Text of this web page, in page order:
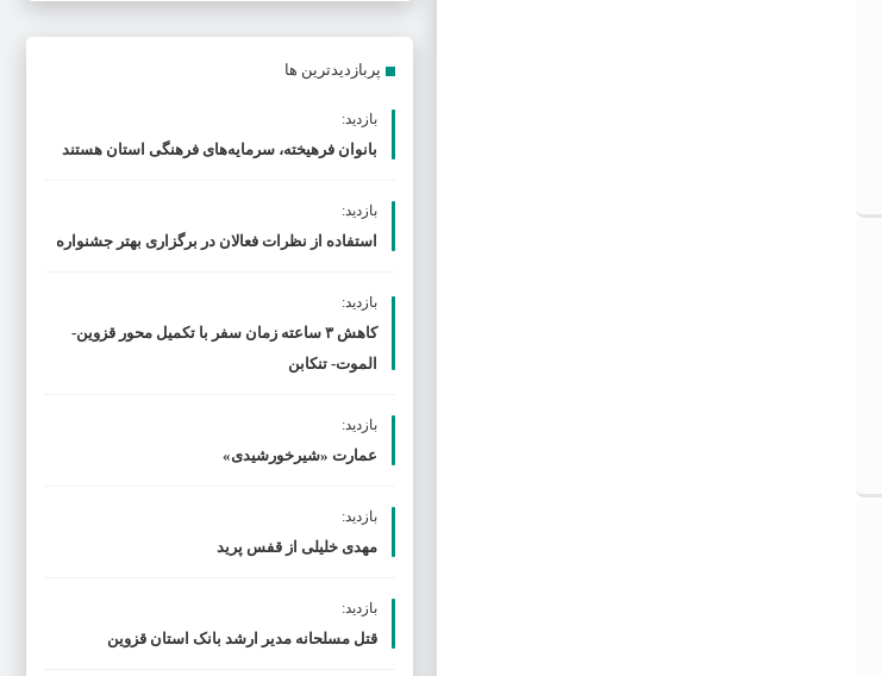
پربازدیدترین ها
بازدید:
بانوان فرهیخته، سرمایه‌های فرهنگی استان هستند
بازدید:
استفاده از نظرات فعالان در برگزاری بهتر جشنواره
بازدید:
کاهش ۳ ساعته زمان سفر با تکمیل محور قزوین-
الموت- تنکابن
بازدید:
عمارت «شیرخورشیدی»
بازدید:
مهدی خلیلی از قفس پرید
بازدید:
قتل مسلحانه مدیر ارشد بانک استان قزوین